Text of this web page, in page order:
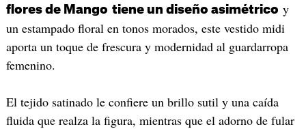
flores de Mango tiene un diseño asimétrico y
un estampado floral en tonos morados, este vestido midi
aporta un toque de frescura y modernidad al guardarropa
femenino.
El tejido satinado le confiere un brillo sutil y una caída
fluida que realza la figura, mientras que el adorno de fular